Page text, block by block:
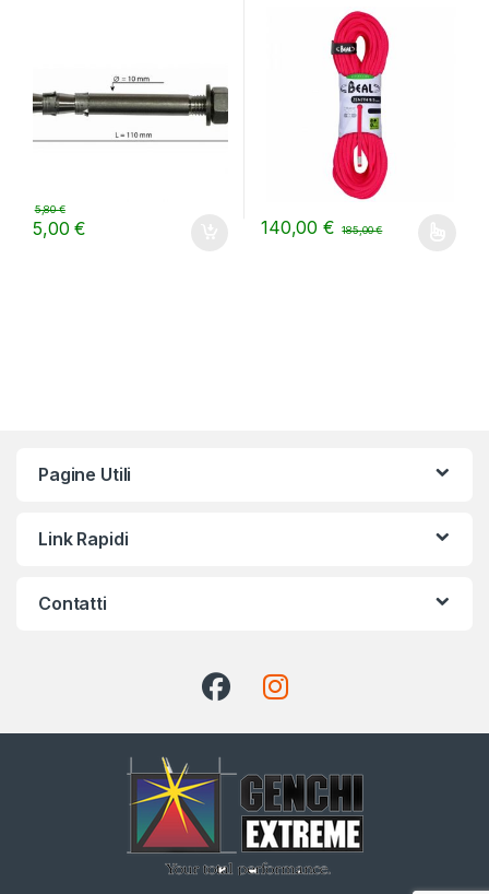
5,00€
5,80€
140,00€ 185,00€
Pagine Utili
Link Rapidi
Contatti